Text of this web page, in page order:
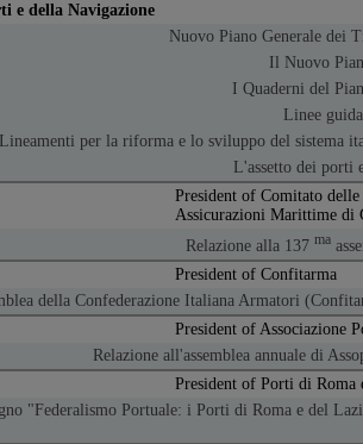
e della Navigazione
Nuovo Piano Generale dei
Il Nuovo
I Quaderni del
Linee
Lineamenti per la riforma e lo sviluppo del sistema
L'assetto dei porti
President of Comitato
Assicurazioni Marittime di
Relazione alla 137 ma
President of Confitarma
della Confederazione Italiana Armatori
President of Associazione
Relazione all'assemblea annuale di
President of Porti di Roma
"Federalismo Portuale: i Porti di Roma e del